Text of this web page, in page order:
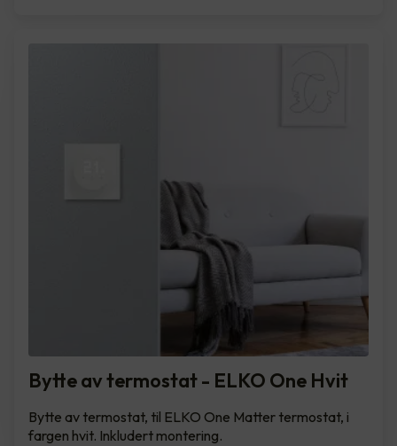
Bytte av termostat - ELKO One Hvit
Bytte av termostat, til ELKO One Matter termostat, i
fargen hvit. Inkludert montering.